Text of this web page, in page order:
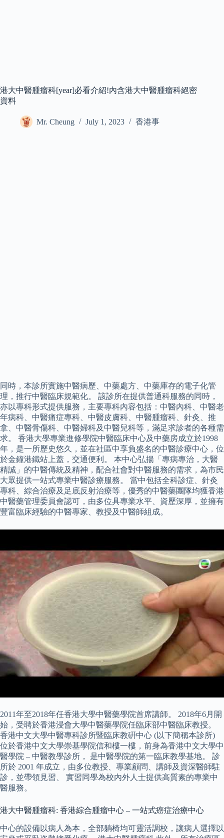
港大中醫腫瘤科[year]必看介紹!內含港大中醫腫瘤科絕密
資料
Mr. Cheung July 1, 2023 香港事
同時，本診所實施中醫病歷、中藥處方、中藥庫存的電子化管
理，推行中醫臨床規範化。 該診所在提供普通科服務的同時，
亦以專科形式提供服務，主要專科內容包括：中醫內科、中醫老
年病科、中醫痛症專科、中醫皮膚科、中醫腫瘤科、針灸、推
拿、中醫骨傷科、中醫婦科及中醫兒科等，滿足求診者的各種需
求。 香港大學專業進修學院中醫臨床中心及中藥房成立於1998
年，是一所歷史悠久，並在社區中享負盛名的中醫診療中心，位
於金鐘港鐵站上蓋，交通便利。 本中心弘揚「專病專治，大醫
精誠」的中醫傳統及精神，配合社會對中醫服務的需求，為市民
大眾提供一站式專業中醫診療服務。 當中包括全科診症、針灸
專科、綜合治療及足底反射治療等，優秀的中醫藥團隊均獲香港
中醫藥管理委員會認可，由多位具專業水平、資歷深厚，並擁有
豐富臨床經驗的中醫專家、教授及中醫師組成。
2011年至2018年任香港大學中醫藥學院首席講師。 2018年6月開
始，受聘於香港浸會大學中醫藥學院任臨床部中醫臨床教授。
香港中文大學中醫專科診所暨臨床教硏中心 (以下簡稱本診所)
位於香港中文大學崇基學院信和樓一樓，前身為香港中文大學中
醫學院 – 中醫教學診所， 是中醫學院的第一臨床教學基地。 診
所於 2001 年成立，由多位教授、專業顧問、講師及資深醫師駐
診，並帶領見習、 實習同學為校內外人士提供高質素的專業中
醫服務。
港大中醫腫瘤科: 香港綜合腫瘤中心 – 一站式癌症治療中心
中心的設備以病人為本，全部躺椅均可靈活調校，讓病人選擇以